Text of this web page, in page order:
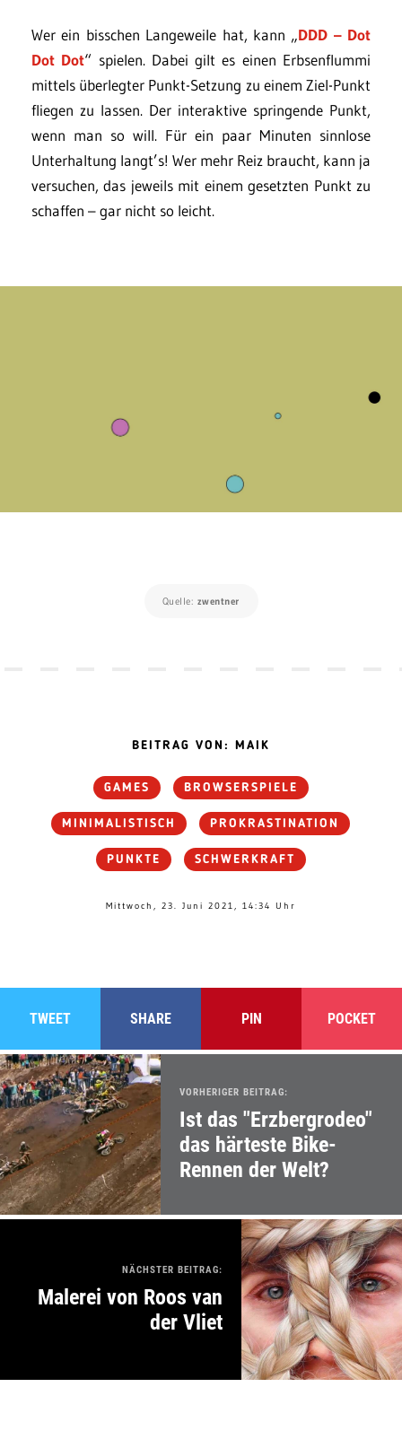
Wer ein bisschen Langeweile hat, kann „DDD – Dot
Dot Dot“ spielen. Dabei gilt es einen Erbsenflummi
mittels überlegter Punkt-Setzung zu einem Ziel-Punkt
fliegen zu lassen. Der interaktive springende Punkt,
wenn man so will. Für ein paar Minuten sinnlose
Unterhaltung langt’s! Wer mehr Reiz braucht, kann ja
versuchen, das jeweils mit einem gesetzten Punkt zu
schaffen – gar nicht so leicht.
Quelle: zwentner
BEITRAG VON: MAIK
GAMES BROWSERSPIELE
MINIMALISTISCH PROKRASTINATION
PUNKTE SCHWERKRAFT
Mittwoch, 23. Juni 2021, 14:34 Uhr
TWEET SHARE PIN POCKET
VORHERIGER BEITRAG:
Ist das "Erzbergrodeo"
das härteste Bike-
Rennen der Welt?
NÄCHSTER BEITRAG:
Malerei von Roos van
der Vliet